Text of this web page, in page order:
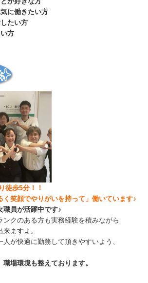
に働きたい方
たい方
方
徒歩5分！！
く笑顔でやりがいを持って」働いています♪
職員が活躍中です♪
ンクのある方も実務経験を積みながら
ますよ。
が快適に勤務して頂きやすいよう、
場環境も整えております。